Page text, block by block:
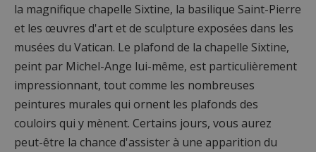
la magnifique chapelle Sixtine, la basilique Saint-Pierre
et les œuvres d'art et de sculpture exposées dans les
musées du Vatican. Le plafond de la chapelle Sixtine,
peint par Michel-Ange lui-même, est particulièrement
impressionnant, tout comme les nombreuses
peintures murales qui ornent les plafonds des
couloirs qui y mènent. Certains jours, vous aurez
peut-être la chance d'assister à une apparition du